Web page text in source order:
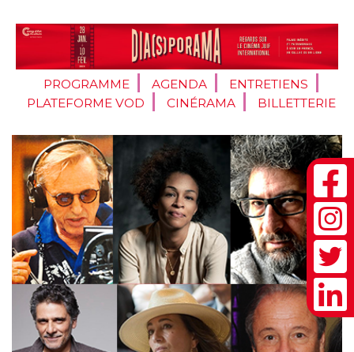
PROGRAMME AGENDA
ENTRETIENS
PLATEFORME VOD
CINÉRAMA BILLETTERIE